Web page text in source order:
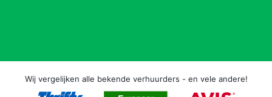
Wij vergelijken alle bekende verhuurders - en vele andere!